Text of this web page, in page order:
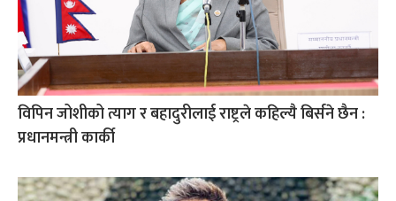
विपिन जोशीको त्याग र बहादुरीलाई राष्ट्रले कहिल्यै बिर्सने छैन :
प्रधानमन्त्री कार्की